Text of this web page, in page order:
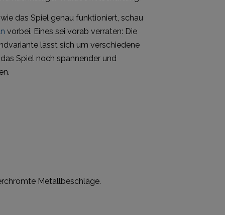
das Spiel genau funktioniert, schau
vorbei. Eines sei vorab verraten: Die
lässt sich um verschiedene
Spiel noch spannender und
Metallbeschläge.